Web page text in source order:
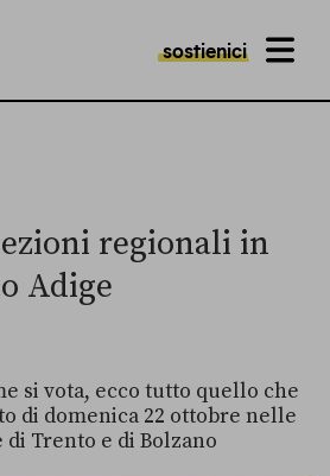
sostienici MENU
regionali in
Adige
si vota, ecco tutto quello che
di domenica 22 ottobre nelle
Trento e di Bolzano